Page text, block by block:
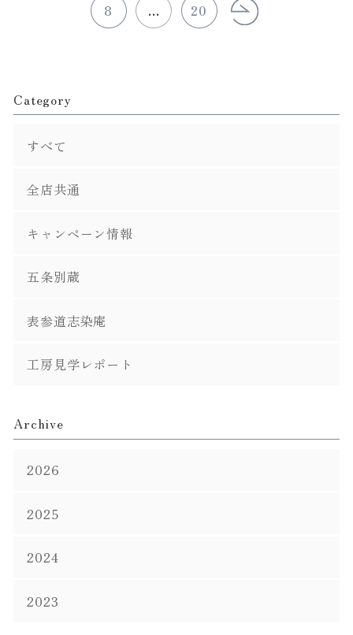
8
... 20
Category
すべて
全店共通
キャンペーン情報
五条別蔵
表参道志染庵
工房見学レポート
Archive
2026
2025
2024
2023